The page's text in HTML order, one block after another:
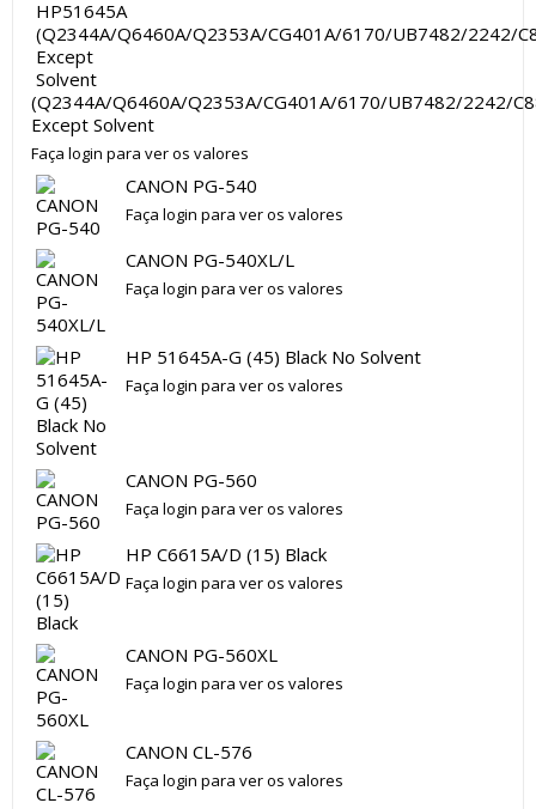
(Q2344A/Q6460A/Q2353A/CG401A/6170/UB7482/2242/
Except Solvent
Faça login para ver os valores
CANON PG-540
Faça login para ver os valores
CANON PG-540XL/L
Faça login para ver os valores
HP 51645A-G (45) Black No Solvent
Faça login para ver os valores
CANON PG-560
Faça login para ver os valores
HP C6615A/D (15) Black
Faça login para ver os valores
CANON PG-560XL
Faça login para ver os valores
CANON CL-576
Faça login para ver os valores